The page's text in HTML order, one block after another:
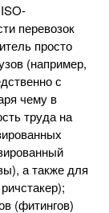
перевозок
просто
(например,
с
чему в
труда на
а также для
(фитингов)